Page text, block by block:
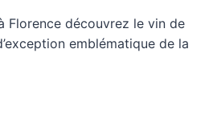
Florence découvrez le vin de
emblématique de la